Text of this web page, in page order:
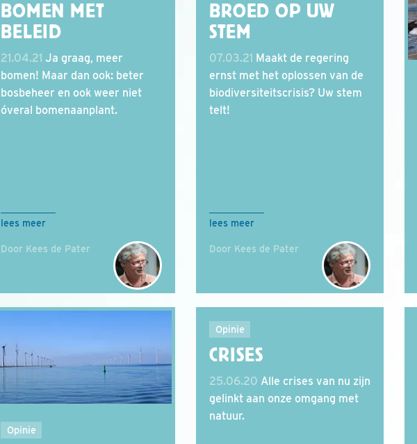
BOMEN MET
BELEID
21.04.21 Ja graag, meer
bomen! Maar dan ook: beter
bosbeheer en ook weer niet
óveral bomenaanplant.
lees meer
Door Kees de Pater
BROED OP UW
STEM
07.03.21 Maakt de regering
ernst met het oplossen van de
biodiversiteitscrisis? Uw stem
telt!
lees meer
Door Kees de Pater
Opinie
Opinie
CRISES
25.06.20 Alle crises van nu zijn
gelinkt aan onze omgang met
natuur.